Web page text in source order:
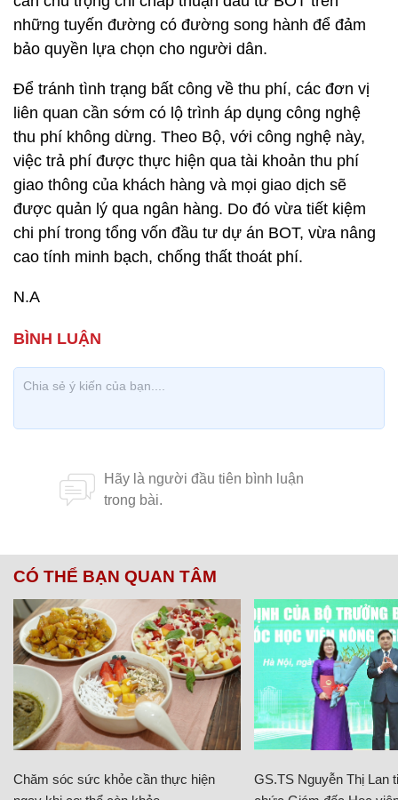
những tuyến đường có đường song hành để đảm
bảo quyền lựa chọn cho người dân.
Để tránh tình trạng bất công về thu phí, các đơn vị
liên quan cần sớm có lộ trình áp dụng công nghệ
thu phí không dừng. Theo Bộ, với công nghệ này,
việc trả phí được thực hiện qua tài khoản thu phí
giao thông của khách hàng và mọi giao dịch sẽ
được quản lý qua ngân hàng. Do đó vừa tiết kiệm
chi phí trong tổng vốn đầu tư dự án BOT, vừa nâng
cao tính minh bạch, chống thất thoát phí.
N.A
CÓ THỂ BẠN QUAN TÂM
Chăm sóc sức khỏe cần thực hiện
GS.TS Nguyễn Thị Lan